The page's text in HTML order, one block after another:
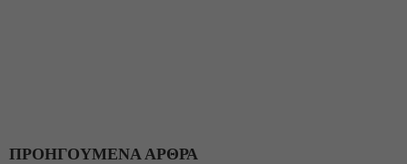
ΠΡΟΗΓΟΥΜΕΝΑ ΑΡΘΡΑ